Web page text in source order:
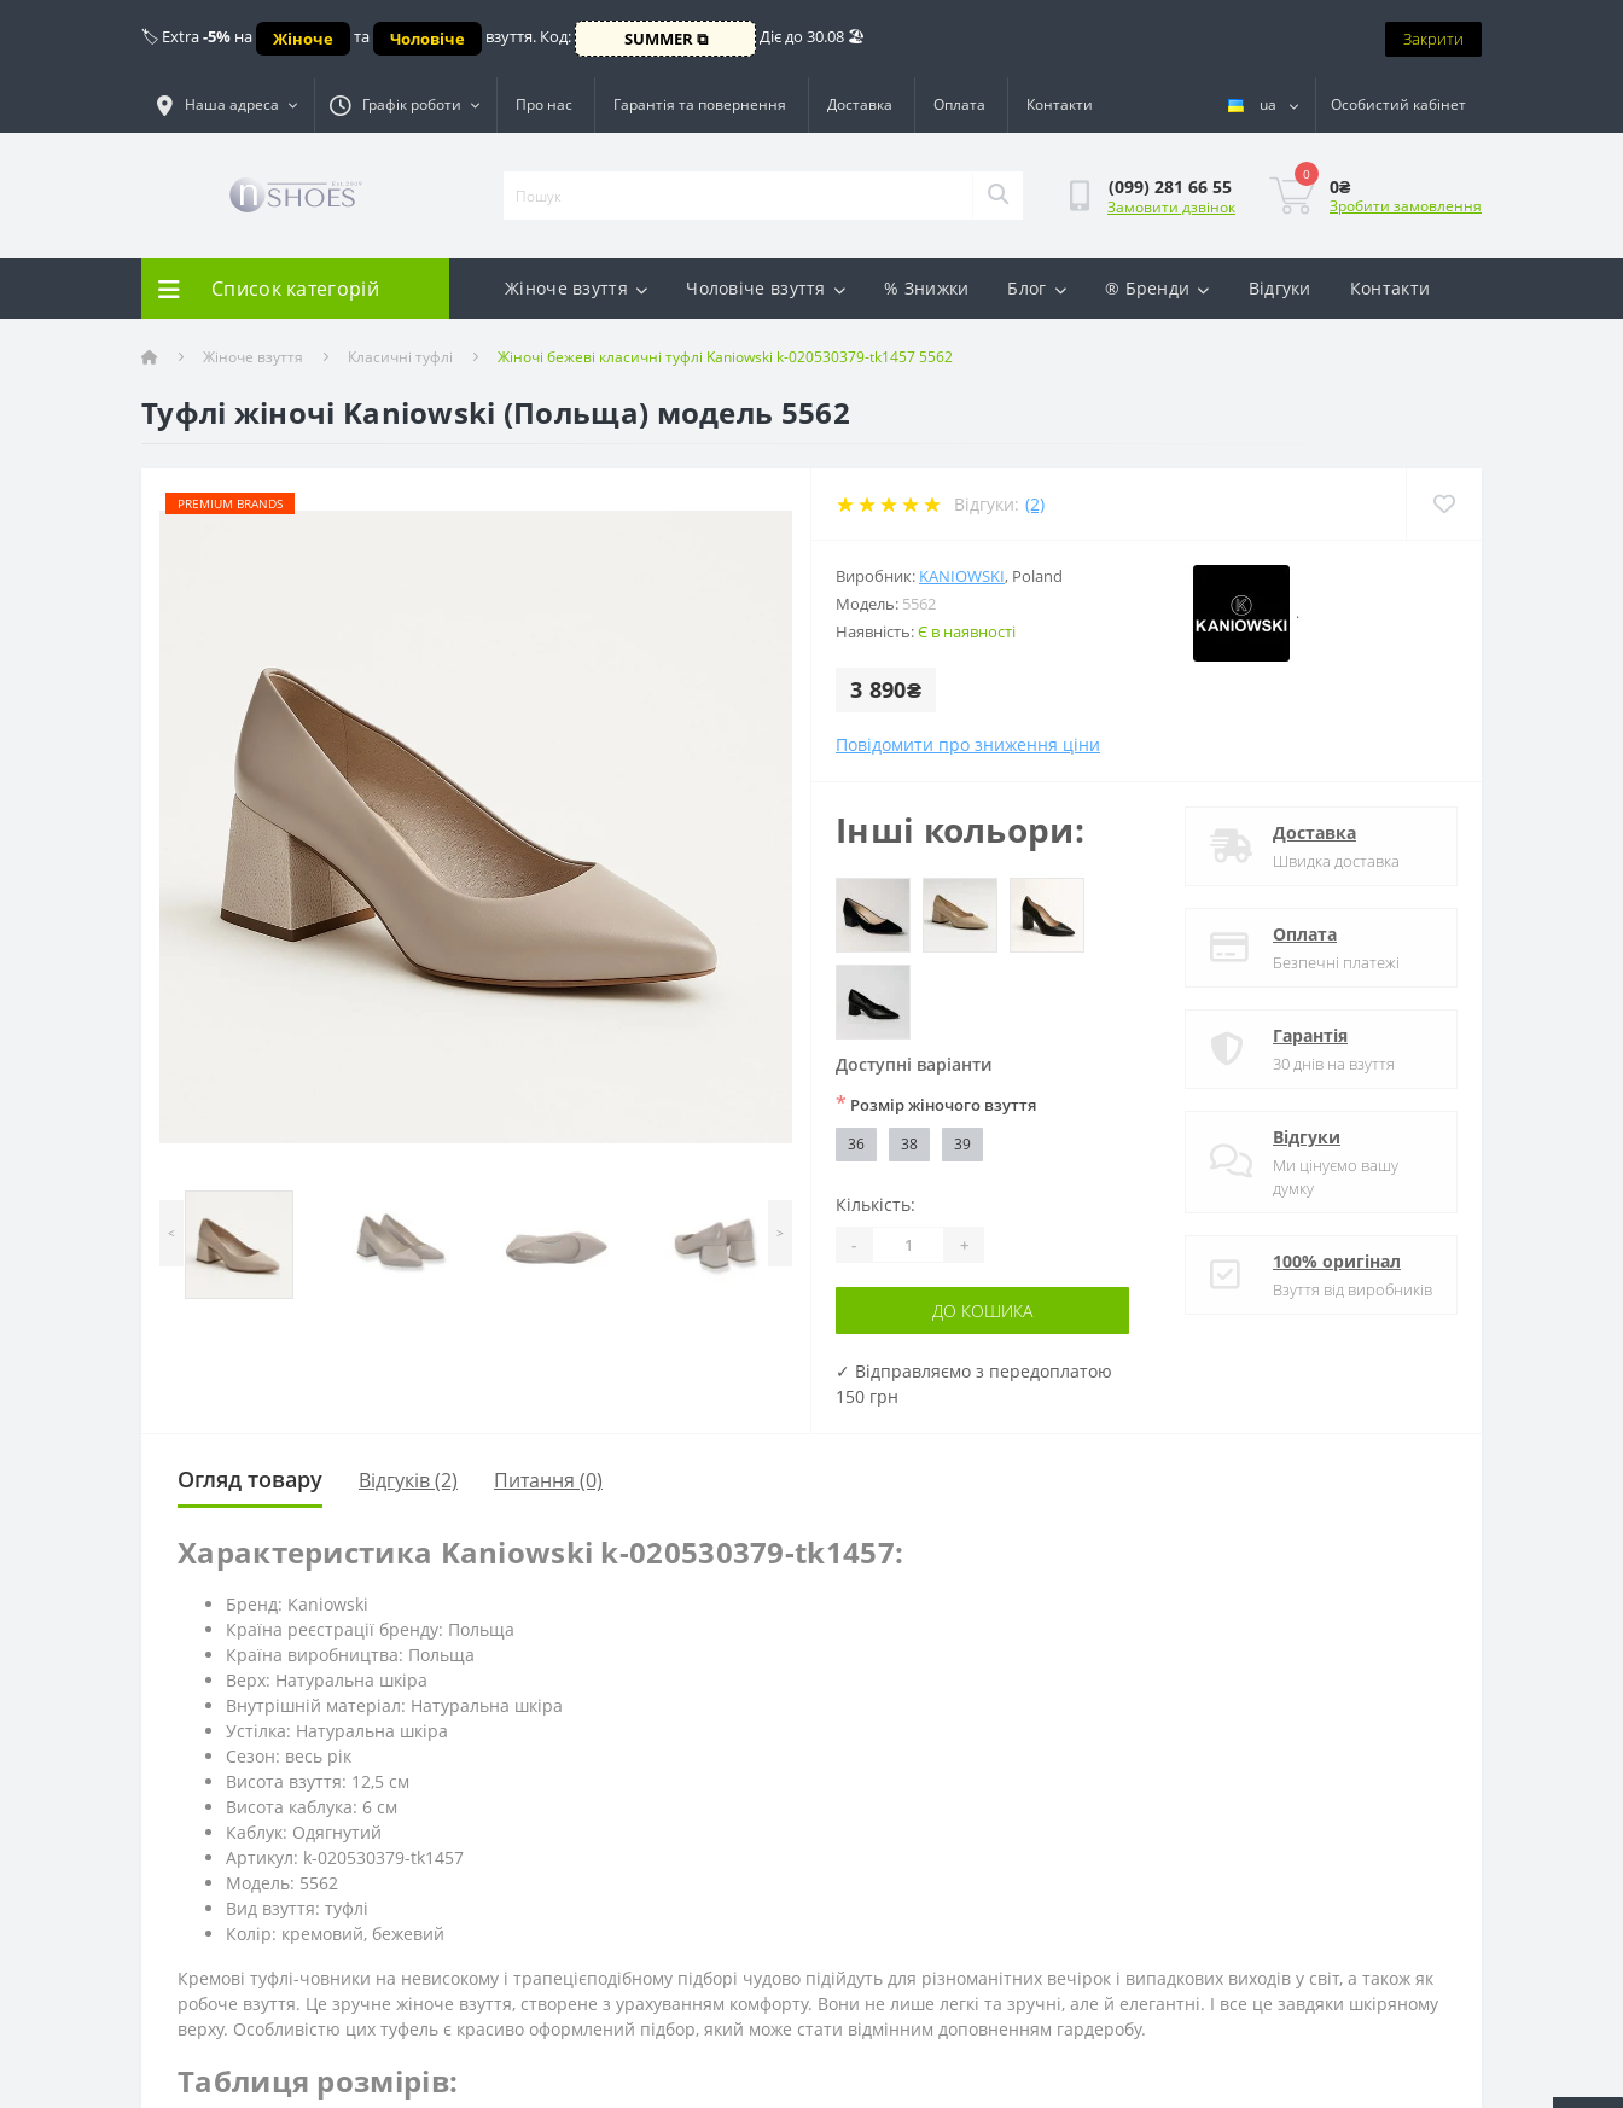
🏷️ Extra-5% на Жіноче та Чоловіче взуття. Код: SUMMER ⧉ Діє до 30.08 🏖️ Закрити
Наша адреса Графік роботи Про нас Гарантія та повернення Доставка Оплата Контакти ua Особистий кабінет
(099) 281 66 55
Замовити дзвінок
0
0₴
Зробити замовлення
Список категорій Жіноче взуття Чоловіче взуття % Знижки Блог ® Бренди Відгуки Контакти
Жіноче взуття Класичні туфлі Жіночі бежеві класичні туфлі Kaniowski k-020530379-tk1457 5562
Туфлі жіночі Kaniowski (Польща) модель 5562
PREMIUM BRANDS
< >
Відгуки: (2)
Виробник: KANIOWSKI, Poland
Модель: 5562
Наявність:Є в наявності
3 890₴
Повідомити про зниження ціни
.
Інші кольори:
Доступні варіанти
* Розмір жіночого взуття
36 38 39
Кількість:
- +
ДО КОШИКА
✓ Відправляємо з передоплатою
150 грн
Доставка
Швидка доставка
Оплата
Безпечні платежі
Гарантія
30 днів на взуття
Відгуки
Ми цінуємо вашу
думку
100% оригінал
Взуття від виробників
Огляд товару Відгуків (2) Питання (0)
Характеристика Kaniowski k-020530379-tk1457:
Бренд: Kaniowski
Країна реєстрації бренду: Польща
Країна виробництва: Польща
Верх: Натуральна шкіра
Внутрішній матеріал: Натуральна шкіра
Устілка: Натуральна шкіра
Сезон: весь рік
Висота взуття: 12,5 см
Висота каблука: 6 см
Каблук: Одягнутий
Артикул: k-020530379-tk1457
Модель: 5562
Вид взуття: туфлі
Колір: кремовий, бежевий
Кремові туфлі-човники на невисокому і трапецієподібному підборі чудово підійдуть для різноманітних вечірок і випадкових виходів у світ, а також як
робоче взуття. Це зручне жіноче взуття, створене з урахуванням комфорту. Вони не лише легкі та зручні, але й елегантні. І все це завдяки шкіряному
верху. Особливістю цих туфель є красиво оформлений підбор, який може стати відмінним доповненням гардеробу.
Таблиця розмірів: